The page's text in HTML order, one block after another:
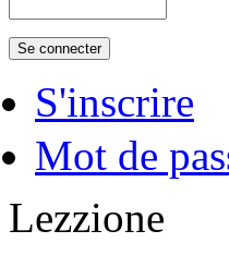
S'inscrire
Mot de
Lezzione